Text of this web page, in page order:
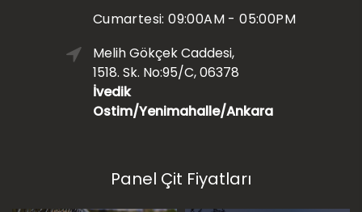
Cumartesi: 09:00AM - 05:00PM
Melih Gökçek Caddesi,
1518. Sk. No:95/C, 06378
İvedik
Ostim/Yenimahalle/Ankara
Panel Çit Fiyatları